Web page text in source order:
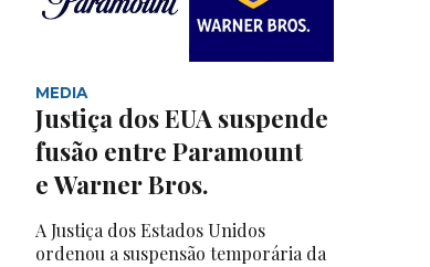
MEDIA
Justiça dos EUA suspende
fusão entre Paramount
e Warner Bros.
A Justiça dos Estados Unidos
ordenou a suspensão temporária da